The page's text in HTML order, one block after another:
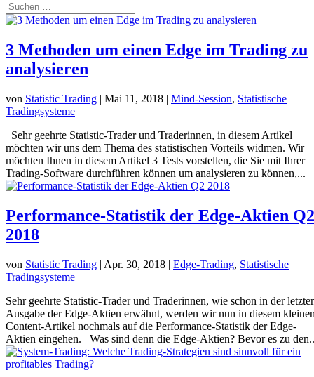
3 Methoden um einen Edge im Trading zu
analysieren
von Statistic Trading | Mai 11, 2018 | Mind-Session, Statistische
Tradingsysteme
Sehr geehrte Statistic-Trader und Traderinnen, in diesem Artikel
möchten wir uns dem Thema des statistischen Vorteils widmen. Wir
möchten Ihnen in diesem Artikel 3 Tests vorstellen, die Sie mit Ihrer
Trading-Software durchführen können um analysieren zu können,...
Performance-Statistik der Edge-Aktien Q2
2018
von Statistic Trading | Apr. 30, 2018 | Edge-Trading, Statistische
Tradingsysteme
Sehr geehrte Statistic-Trader und Traderinnen, wie schon in der
Ausgabe der Edge-Aktien erwähnt, werden wir nun in diesem
Content-Artikel nochmals auf die Performance-Statistik der Edge-
Aktien eingehen. Was sind denn die Edge-Aktien? Bevor es zu